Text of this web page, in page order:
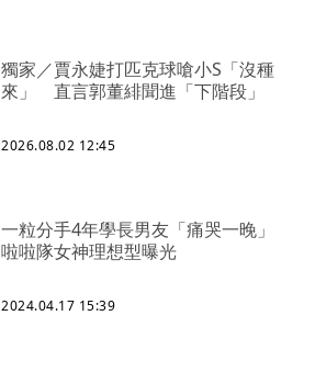
獨家／賈永婕打匹克球嗆小S「沒種
來」 直言郭董緋聞進「下階段」
2026.08.02 12:45
一粒分手4年學長男友「痛哭一晚」
啦啦隊女神理想型曝光
2024.04.17 15:39